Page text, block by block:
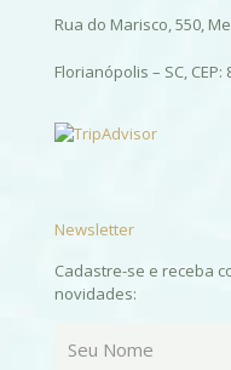
Rua do Marisco, 550,
Florianópolis – SC, CEP:
Newsletter
Cadastre-se e receba
novidades: